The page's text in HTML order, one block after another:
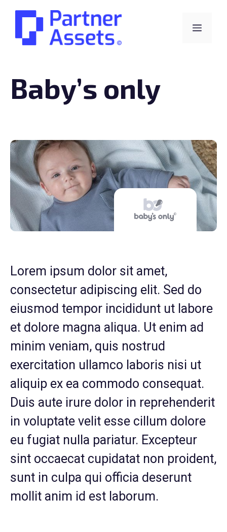
Skip
content
Menu
Baby’s only
Lorem ipsum dolor sit amet,
consectetur adipiscing elit. Sed do
eiusmod tempor incididunt ut labore
et dolore magna aliqua. Ut enim ad
minim veniam, quis nostrud
exercitation ullamco laboris nisi ut
aliquip ex ea commodo consequat.
Duis aute irure dolor in reprehenderit
in voluptate velit esse cillum dolore
eu fugiat nulla pariatur. Excepteur
sint occaecat cupidatat non proident,
sunt in culpa qui officia deserunt
mollit anim id est laborum.